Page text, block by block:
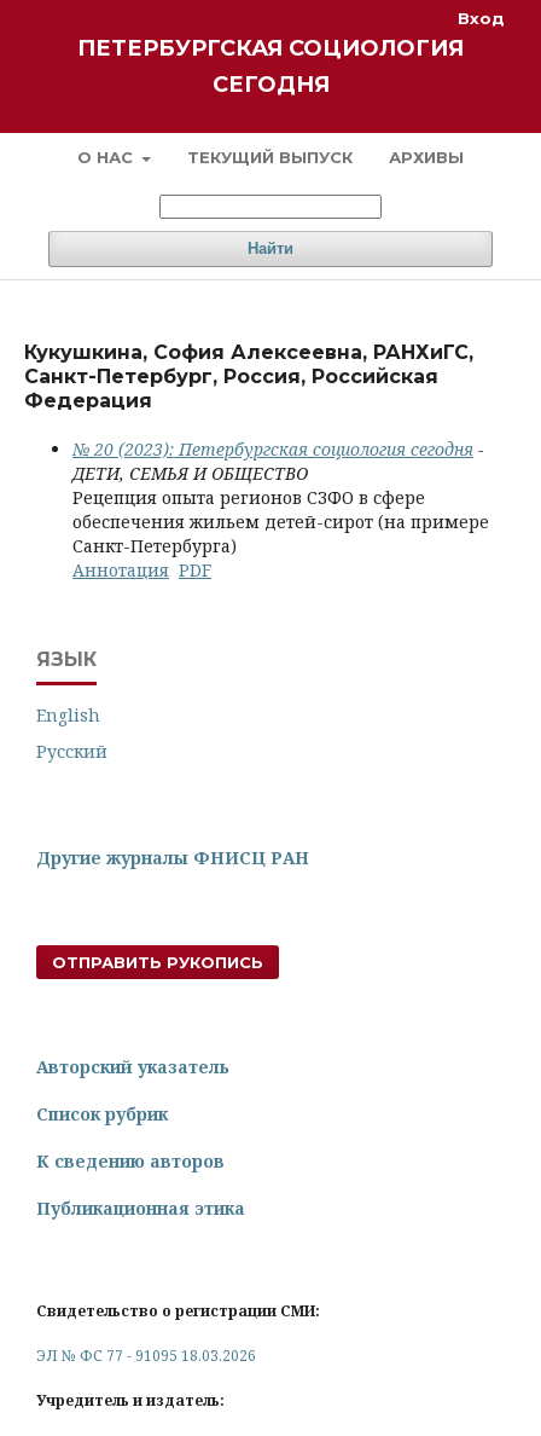
ПЕТЕРБУРГСКАЯ СОЦИОЛОГИЯ
СЕГОДНЯ
О НАС ТЕКУЩИЙ ВЫПУСК АРХИВЫ
Найти
Вход
Кукушкина, София Алексеевна, РАНХиГС,
Санкт-Петербург, Россия, Российская
Федерация
№ 20 (2023): Петербургская социология сегодня -
ДЕТИ, СЕМЬЯ И ОБЩЕСТВО
Рецепция опыта регионов СЗФО в сфере
обеспечения жильем детей-сирот (на примере
Санкт-Петербурга)
Аннотация PDF
ЯЗЫК
English
Русский
Другие журналы ФНИСЦ РАН
ОТПРАВИТЬ РУКОПИСЬ
Авторский указатель
Список рубрик
К сведению авторов
Публикационная этика
Свидетельство о регистрации СМИ:
ЭЛ № ФС 77 - 91095 18.03.2026
Учредитель и издатель: